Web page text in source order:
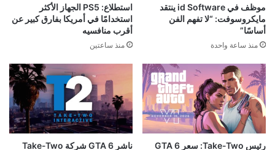
موظف في id Software ينتقد
مايكروسوفت: “لا تفهم الفن
أساسًا”
منذ ساعة واحدة
استطلاع: PS5 الجهاز الأكثر
استخدامًا في أمريكا بفارق كبير عن
أقرب منافسيه
منذ ساعتين
رئيس Take-Two: سعر GTA 6
ناشر GTA 6 شركة Take-Two